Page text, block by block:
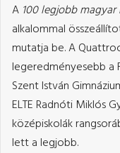
A 100 legjobb
alkalommal
mutatja be. A
legeredményesebb a
Szent István
ELTE Radnóti Miklós
középiskolák
lett a legjobb.